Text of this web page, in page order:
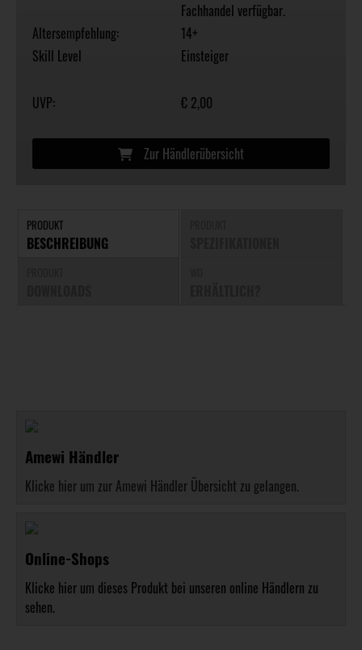
Fachhandel verfügbar.
Altersempfehlung:
14+
Skill Level
Einsteiger
UVP: € 2,00
Zur Händlerübersicht
PRODUKT
BESCHREIBUNG
Amewi Händler
Klicke hier um zur Amewi Händler Übersicht zu gelangen.
Online-Shops
Klicke hier um dieses Produkt bei unseren online Händlern zu
sehen.